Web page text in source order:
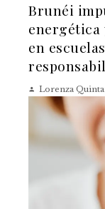
Brunéi
energética
en
Lorenza